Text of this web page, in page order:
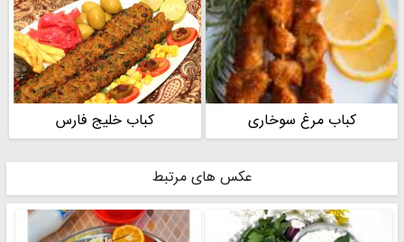
کباب مرغ سوخاری کباب خلیج فارس
عکس های مرتبط